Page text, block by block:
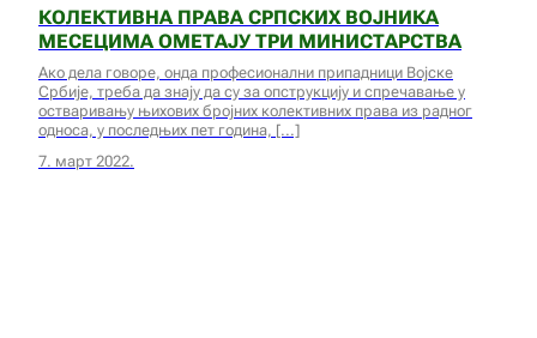
КОЛЕКТИВНА ПРАВА СРПСКИХ ВОЈНИКА
МЕСЕЦИМА ОМЕТАЈУ ТРИ МИНИСТАРСТВА
Ако дела говоре, онда професионални припадници Војске
Србије, треба да знају да су за опструкцију и спречавање у
остваривању њихових бројних колективних права из радног
односа, у последњих пет година,
7. март 2022.